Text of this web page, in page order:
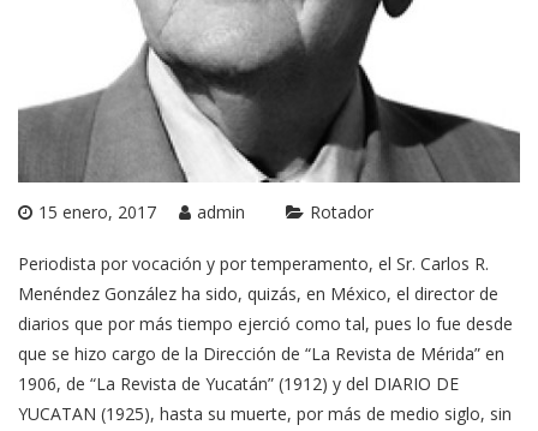
15 enero, 2017 admin Rotador
Periodista por vocación y por temperamento, el Sr. Carlos R.
Menéndez González ha sido, quizás, en México, el director de
diarios que por más tiempo ejerció como tal, pues lo fue desde
que se hizo cargo de la Dirección de “La Revista de Mérida” en
1906, de “La Revista de Yucatán” (1912) y del DIARIO DE
YUCATAN (1925), hasta su muerte, por más de medio siglo, sin